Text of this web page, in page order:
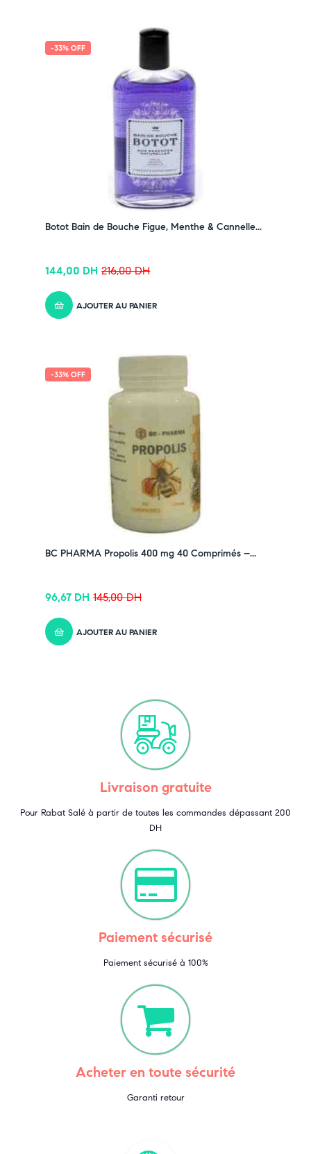
-33% OFF
Botot Bain de Bouche Figue, Menthe & Cannelle...
216,00DH
144,00 DH
AJOUTER AU PANIER
-33% OFF
BC PHARMA Propolis 400 mg 40 Comprimés –...
145,00DH
96,67 DH
AJOUTER AU PANIER
Livraison gratuite
Pour Rabat Salé à partir de toutes les commandes dépassant 200
DH
Paiement sécurisé
Paiement sécurisé à 100%
Acheter en toute sécurité
Garanti retour